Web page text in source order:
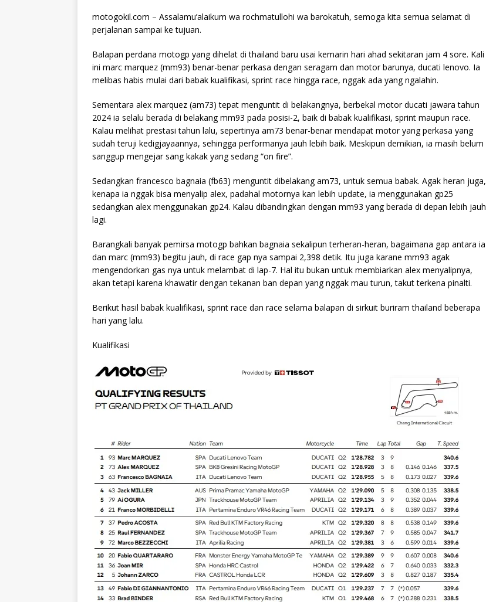
motogokil.com – Assalamu’alaikum wa rochmatullohi wa barokatuh, semoga kita semua selamat di
perjalanan sampai ke tujuan.
Balapan perdana motogp yang dihelat di thailand baru usai kemarin hari ahad sekitaran jam 4 sore. Kali
ini marc marquez (mm93) benar-benar perkasa dengan seragam dan motor barunya, ducati lenovo. Ia
melibas habis mulai dari babak kualifikasi, sprint race hingga race, nggak ada yang ngalahin.
Sementara alex marquez (am73) tepat menguntit di belakangnya, berbekal motor ducati jawara tahun
2024 ia selalu berada di belakang mm93 pada posisi-2, baik di babak kualifikasi, sprint maupun race.
Kalau melihat prestasi tahun lalu, sepertinya am73 benar-benar mendapat motor yang perkasa yang
sudah teruji kedigjayaannya, sehingga performanya jauh lebih baik. Meskipun demikian, ia masih belum
sanggup mengejar sang kakak yang sedang “on fire”.
Sedangkan francesco bagnaia (fb63) menguntit dibelakang am73, untuk semua babak. Agak heran juga,
kenapa ia nggak bisa menyalip alex, padahal motornya kan lebih update, ia menggunakan gp25
sedangkan alex menggunakan gp24. Kalau dibandingkan dengan mm93 yang berada di depan lebih jauh
lagi.
Barangkali banyak pemirsa motogp bahkan bagnaia sekalipun terheran-heran, bagaimana gap antara ia
dan marc (mm93) begitu jauh, di race gap nya sampai 2,398 detik. Itu juga karane mm93 agak
mengendorkan gas nya untuk melambat di lap-7. Hal itu bukan untuk membiarkan alex menyalipnya,
akan tetapi karena khawatir dengan tekanan ban depan yang nggak mau turun, takut terkena pinalti.
Berikut hasil babak kualifikasi, sprint race dan race selama balapan di sirkuit buriram thailand beberapa
hari yang lalu.
Kualifikasi